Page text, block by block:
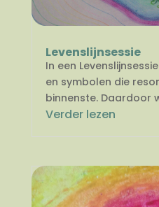
Levenslijnsessie
In een
en symbolen die
binnenste. Daardoor
Verder lezen